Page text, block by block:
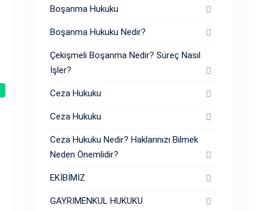
Boşanma Hukuku
Boşanma Hukuku Nedir?
Çekişmeli Boşanma Nedir? Süreç Nasıl
İşler?
Ceza Hukuku
Ceza Hukuku
Ceza Hukuku Nedir? Haklarınızı Bilmek
Neden Önemlidir?
EKİBİMİZ
GAYRIMENKUL HUKUKU